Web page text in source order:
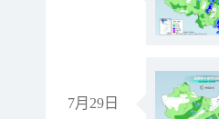
7月29日